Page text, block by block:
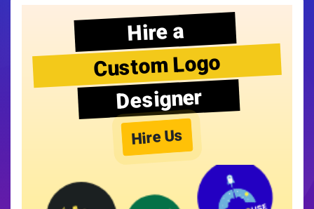
Hire a
Custom Logo
Designer
Hire Us